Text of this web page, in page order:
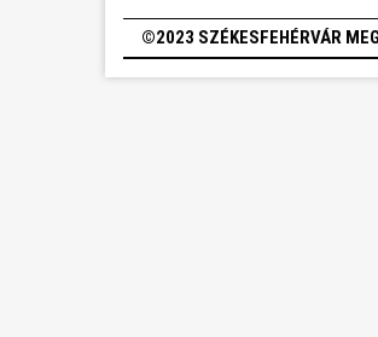
©2023 SZÉKESFEHÉRVÁR